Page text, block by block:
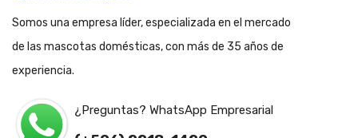
Somos una empresa líder, especializada en el mercado
de las mascotas domésticas, con más de 35 años de
experiencia.
¿Preguntas? WhatsApp Empresarial